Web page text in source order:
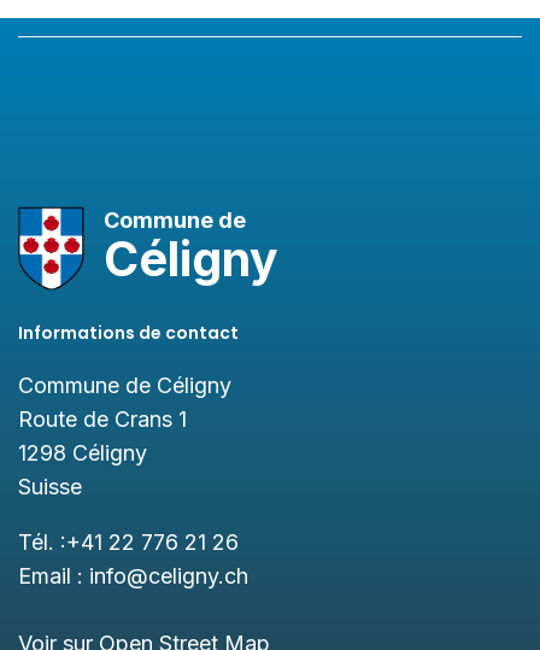
Commune de
Céligny
Informations de contact
Commune de Céligny
Route de Crans 1
1298 Céligny
Suisse
Tél. :+41 22 776 21 26
Email : info@celigny.ch
Voir sur Open Street Map